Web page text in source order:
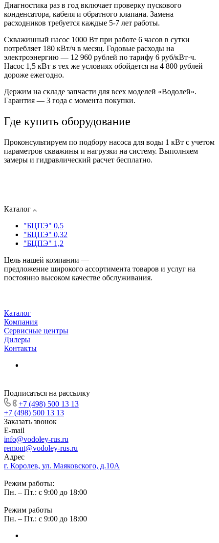
Диагностика раз в год включает проверку пускового
конденсатора, кабеля и обратного клапана. Замена
расходников требуется каждые 5-7 лет работы.
Скважинный насос 1000 Вт при работе 6 часов в сутки
потребляет 180 кВт/ч в месяц. Годовые расходы на
электроэнергию — 12 960 рублей по тарифу 6 руб/кВт·ч.
Насос 1,5 кВт в тех же условиях обойдется на 4 800 рублей
дороже ежегодно.
Держим на складе запчасти для всех моделей «Водолей».
Гарантия — 3 года с момента покупки.
Где купить оборудование
Проконсультируем по подбору насоса для воды 1 кВт с учетом
параметров скважины и нагрузки на систему. Выполняем
замеры и гидравлический расчет бесплатно.
Каталог
"БЦПЭ" 0,5
"БЦПЭ" 0,32
"БЦПЭ" 1,2
Цель нашей компании —
предложение широкого ассортимента товаров и услуг на
постоянно высоком качестве обслуживания.
Каталог
Компания
Сервисные центры
Дилеры
Контакты
Подписаться на рассылку
+7 (498) 500 13 13
+7 (498) 500 13 13
Заказать звонок
E-mail
info@vodoley-rus.ru
remont@vodoley-rus.ru
Адрес
г. Королев, ул. Маяковского, д.10А
Режим работы:
Пн. – Пт.: с 9:00 до 18:00
Режим работы
Пн. – Пт.: с 9:00 до 18:00